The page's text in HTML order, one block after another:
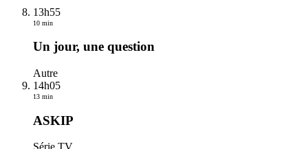
13h55
10 min
Un jour, une question
Autre
14h05
13 min
ASKIP